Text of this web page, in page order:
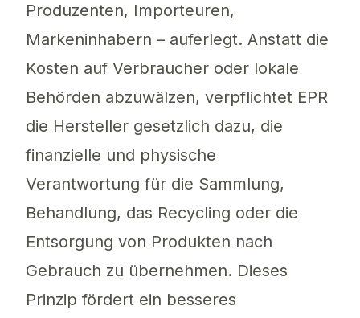
Produzenten, Importeuren,
Markeninhabern – auferlegt. Anstatt die
Kosten auf Verbraucher oder lokale
Behörden abzuwälzen, verpflichtet EPR
die Hersteller gesetzlich dazu, die
finanzielle und physische
Verantwortung für die Sammlung,
Behandlung, das Recycling oder die
Entsorgung von Produkten nach
Gebrauch zu übernehmen. Dieses
Prinzip fördert ein besseres